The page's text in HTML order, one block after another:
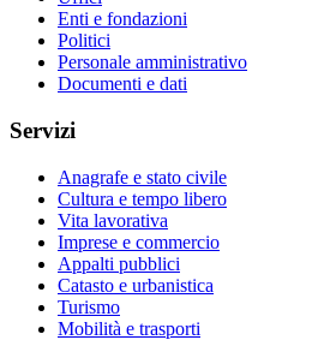
Enti e fondazioni
Politici
Personale amministrativo
Documenti e dati
Servizi
Anagrafe e stato civile
Cultura e tempo libero
Vita lavorativa
Imprese e commercio
Appalti pubblici
Catasto e urbanistica
Turismo
Mobilità e trasporti